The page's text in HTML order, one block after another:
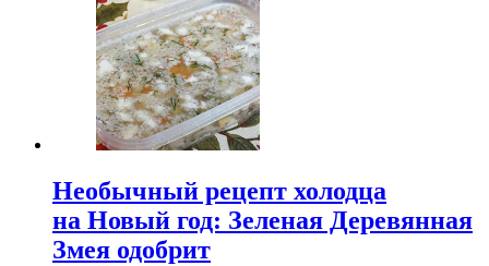
Необычный рецепт холодца
на Новый год: Зеленая Деревянная
Змея одобрит